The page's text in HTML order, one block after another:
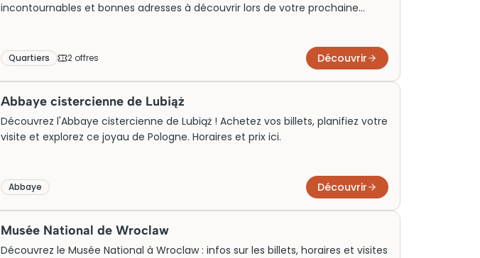
incontournables et bonnes adresses à découvrir lors de votre prochaine
Quartiers 2 offres Découvrir
Abbaye cistercienne de Lubiąż
Découvrez l'Abbaye cistercienne de Lubiąż ! Achetez vos billets, planifiez votre
visite et explorez ce joyau de Pologne. Horaires et prix ici.
Abbaye Découvrir
Musée National de Wroclaw
Découvrez le Musée National à Wroclaw : infos sur les billets, horaires et visites